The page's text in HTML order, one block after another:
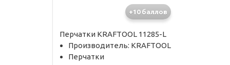
+10 баллов
Перчатки KRAFTOOL 11285-L
Производитель: KRAFTOOL
Перчатки